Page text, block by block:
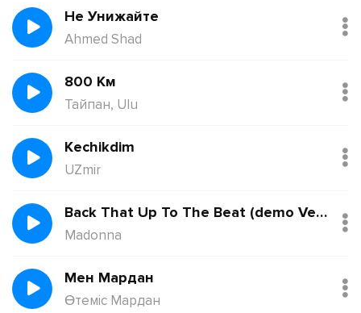
Не Унижайте
Ahmed Shad
800 Км
Тайпан, Ulu
Kechikdim
UZmir
Back That Up To The Beat (demo Version)
Madonna
Мен Мардан
Өтеміс Мардан